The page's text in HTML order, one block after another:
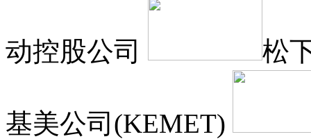
动控股公司 松
基美公司(KEMET)